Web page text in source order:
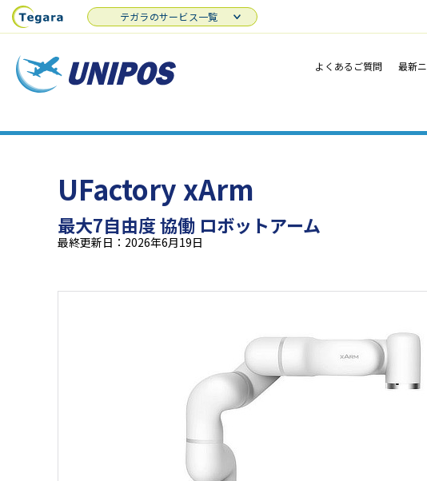
よくあるご質問 最新
テガラのサービス一覧
UFactory xArm
最大7自由度 協働 ロボットアーム
最終更新日：2026年6月19日